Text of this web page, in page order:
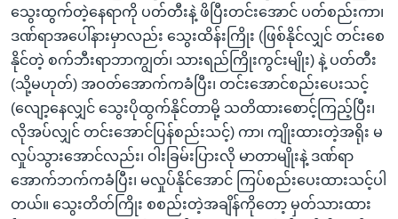
သွေးထွက်တဲ့နေရာကို ပတ်တီးနဲ့ ဖိပြီးတင်းအောင် ပတ်စည်းကာ၊
ဒဏ်ရာအပေါ်နားမှာလည်း သွေးထိန်းကြိုး (ဖြစ်နိုင်လျှင် တင်းစေ
နိုင်တဲ့ စက်ဘီးရာဘာကျွတ်၊ သားရည်ကြိုးကွင်းမျိုး) နဲ့ ပတ်တီး
(သို့မဟုတ်) အဝတ်အောက်ကခံပြီး၊ တင်းအောင်စည်းပေးသင့်
(လျော့နေလျှင် သွေးပိုထွက်နိုင်တာမို့ သတိထားစောင့်ကြည့်ပြီး၊
လိုအပ်လျှင် တင်းအောင်ပြန်စည်းသင့်) ကာ၊ ကျိုးထားတဲ့အရိုး မ
လှုပ်သွားအောင်လည်း၊ ဝါးခြမ်းပြားလို မာတာမျိုးနဲ့ ဒဏ်ရာ
အောက်ဘက်ကခံပြီး၊ မလှုပ်နိုင်အောင် ကြပ်စည်းပေးထားသင့်ပါ
တယ်။ သွေးတိတ်ကြိုး စစည်းတဲ့အချိန်ကိုတော့ မှတ်သားထား